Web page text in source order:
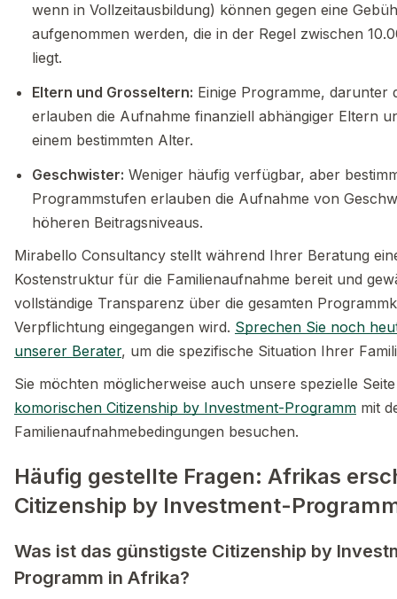
wenn in Vollzeitausbildung) können gegen eine
aufgenommen werden, die in der Regel zwischen
liegt.
Eltern und Grosseltern: Einige Programme, darunter
erlauben die Aufnahme finanziell abhängiger Eltern
einem bestimmten Alter.
Geschwister: Weniger häufig verfügbar, aber
Programmstufen erlauben die Aufnahme von
höheren Beitragsniveaus.
Mirabello Consultancy stellt während Ihrer Beratung
Kostenstruktur für die Familienaufnahme bereit und
vollständige Transparenz über die gesamten
Verpflichtung eingegangen wird. Sprechen Sie noch
unserer Berater, um die spezifische Situation Ihrer
Sie möchten möglicherweise auch unsere spezielle
komorischen Citizenship by Investment-Programm mit
Familienaufnahmebedingungen besuchen.
Häufig gestellte Fragen: Afrikas
Citizenship by Investment-
Was ist das günstigste Citizenship by
Programm in Afrika?